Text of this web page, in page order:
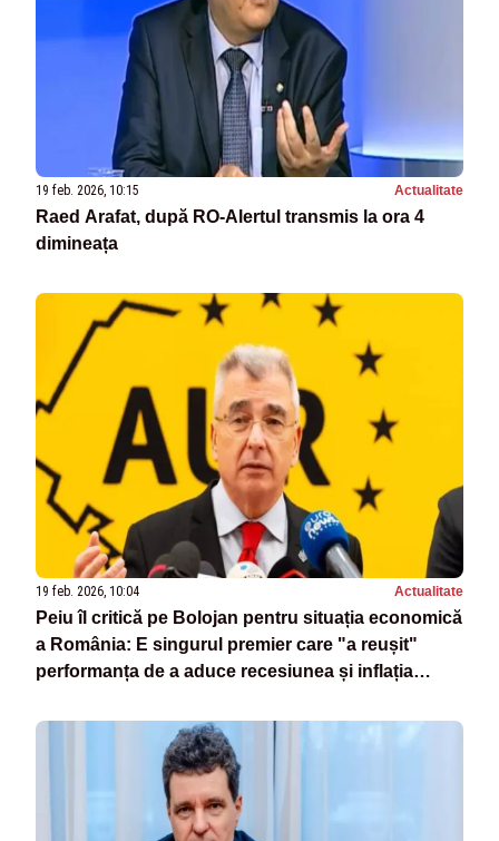
19 feb. 2026, 10:15 Actualitate
Raed Arafat, după RO-Alertul transmis la ora 4
dimineața
19 feb. 2026, 10:04 Actualitate
Peiu îl critică pe Bolojan pentru situația economică
a România: E singurul premier care "a reușit"
performanța de a aduce recesiunea și inflația